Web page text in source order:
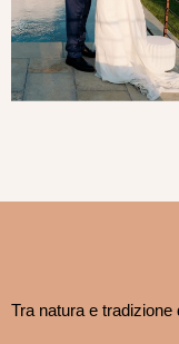
Tra natura e